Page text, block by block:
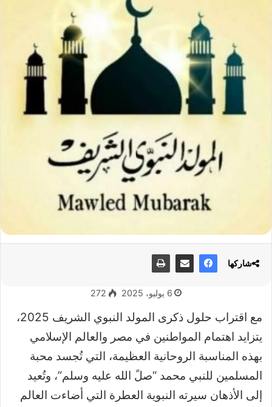
6 يوليو، 2025 272
مع اقتراب حلول ذكرى المولد النبوي الشريف 2025،
يتزايد اهتمام المواطنين في مصر والعالم الإسلامي
بهذه المناسبة الروحانية العظيمة، التي تُجسد محبة
المسلمين للنبي محمد “صلً الله عليه وسلم”، وتُعيد
إلى الأذهان سيرته النبوية العطرة التي أضاءت العالم
شاركها